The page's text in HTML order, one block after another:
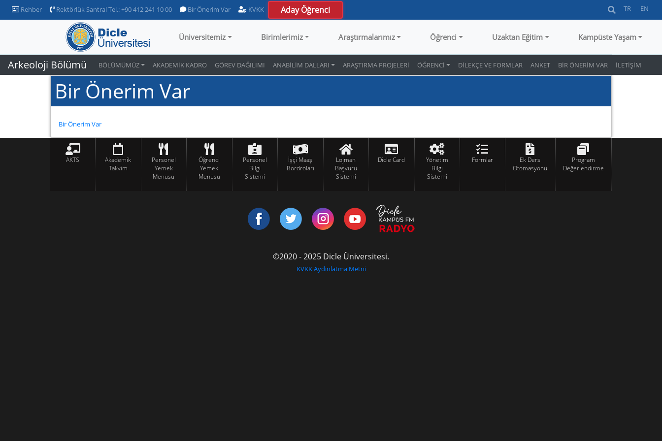
Rehber Rektörlük Santral Tel.: +90 412 241 10 00 Bir Önerim Var KVKK Aday Öğrenci TR EN
Üniversitemiz Birimlerimiz Araştırmalarımız Öğrenci Uzaktan Eğitim Kampüste Yaşam
Arkeoloji Bölümü BÖLÜMÜMÜZ AKADEMİK KADRO GÖREV DAĞILIMI ANABİLİM DALLARI ARAŞTIRMA PROJELERİ ÖĞRENCİ DİLEKÇE VE FORMLAR ANKET BİR ÖNERİM VAR İLETİŞİM
Bir Önerim Var
Bir Önerim Var
AKTS
Akademik
Takvim
Personel
Yemek
Menüsü
Öğrenci
Yemek
Menüsü
Personel
Bilgi
Sistemi
İşçi Maaş
Bordroları
Lojman
Başvuru
Sistemi
Dicle Card
Yönetim
Bilgi
Sistemi
Formlar
Ek Ders
Otomasyonu
Program
Değerlendirme
©2020 - 2025 Dicle Üniversitesi.
KVKK Aydınlatma Metni